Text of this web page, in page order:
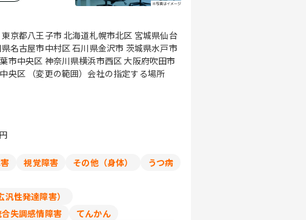
東京都八王子市 北海道札幌市北区 宮城県仙台
名古屋市中村区 石川県金沢市 茨城県水戸市
市中央区 神奈川県横浜市西区 大阪府吹田市
広島県広島市東区 福岡県福岡市中央区 （変更の範囲）会社の指定する場所
視覚障害 その他（身体）
うつ病
性発達障害）
失調感情障害 てんかん